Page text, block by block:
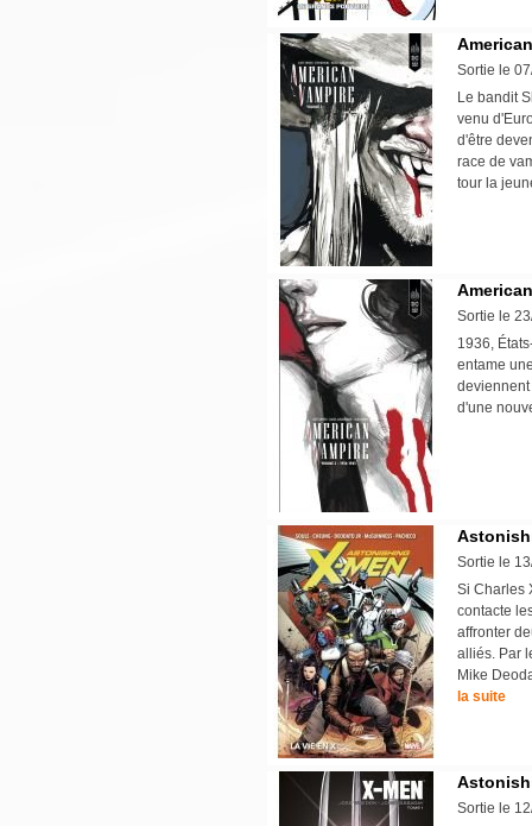
Sortie le
Le bandit
venu
d'être
race de
tour la
Sortie le
1936,
entame
d'une
Sortie le
Si Charles
contacte
affronter
alliés. Par
Mike
la suite
Sortie le